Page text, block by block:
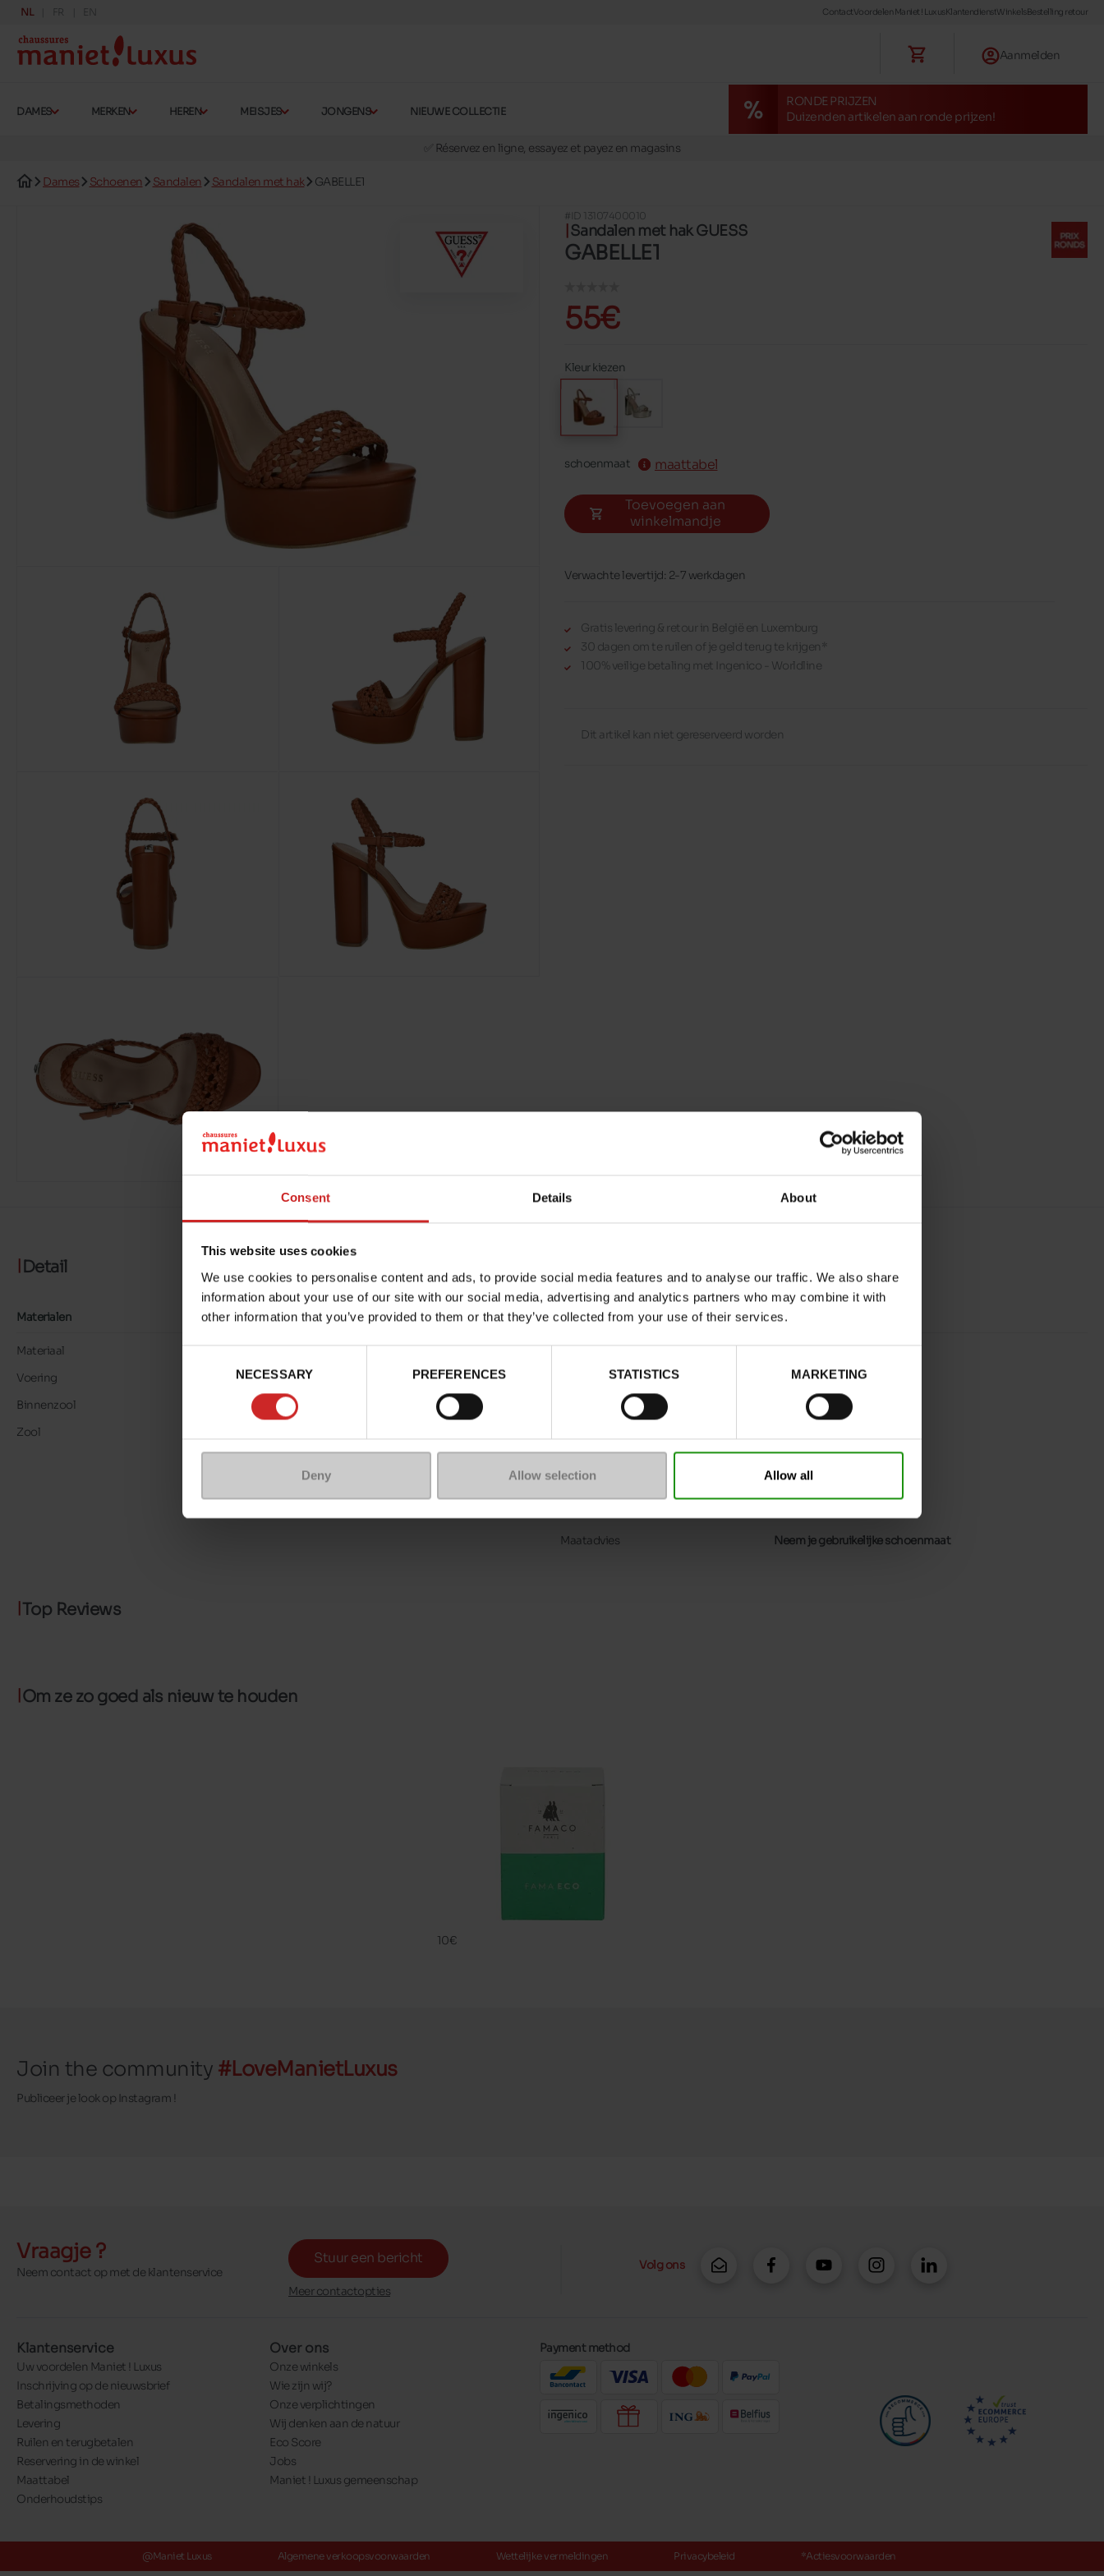
Consent Details About
This website uses cookies
We use cookies to personalise content and ads, to provide social media features and to analyse our traffic. We also share
information about your use of our site with our social media, advertising and analytics partners who may combine it with
other information that you’ve provided to them or that they’ve collected from your use of their services.
NECESSARY PREFERENCES STATISTICS MARKETING
Deny Allow selection Allow all
ContactVoordelen Maniet ! LuxusKlantendienstWinkelsBestelling retour
NL FR EN
Aanmelden
DAMES MERKEN HEREN MEISJES JONGENS NIEUWE COLLECTIE
RONDE PRIJZEN
Duizenden artikelen aan ronde prijzen!
✅ Réservez en ligne, essayez et payez en magasins
🔁 retours valables pendant 30 jours
🚛 Livraison gratuite en magasins
Dames Schoenen Sandalen Sandalen met hak GABELLE1
#ID 13107400010
Sandalen met hak GUESS
GABELLE1
55€
Kleur kiezen
schoenmaat maattabel
Toevoegen aan
winkelmandje
Verwachte levertijd: 2-7 werkdagen
Gratis levering & retour in België en Luxemburg
30 dagen om te ruilen of je geld terug te krijgen*
100% veilige betaling met Ingenico - Worldline
Dit artikel kan niet gereserveerd worden
Detail
Materialen
Materiaal
Voering
LK LEER
Binnenzool
LK LEER
Zool
Kenmerken
Breedte van de Raad
normal
Waterbestendig
ProductAttribute.DisplayName.532
Maatadvies
Neem je gebruikelijke schoenmaat
Top Reviews
Om ze zo goed als nieuw te houden
10€
Join the community #LoveManietLuxus
Publiceer je look op Instagram !
Vraagje ?
Neem contact op met de klantenservice
Stuur een bericht
Meer contactopties
Volg ons
Klantenservice
Uw voordelen Maniet ! Luxus
Inschrijving op de nieuwsbrief
Betalingsmethoden
Levering
Ruilen en terugbetalen
Reservering in de winkel
Maattabel
Onderhoudstips
Over ons
Onze winkels
Wie zijn wij?
Onze verplichtingen
Wij denken aan de natuur
Eco Score
Jobs
Maniet ! Luxus gemeenschap
Payment method
@Maniet Luxus Algemene verkoopsvoorwaarden Wettelijke vermeldingen Privacybeleid *Actiesvoorwaarden